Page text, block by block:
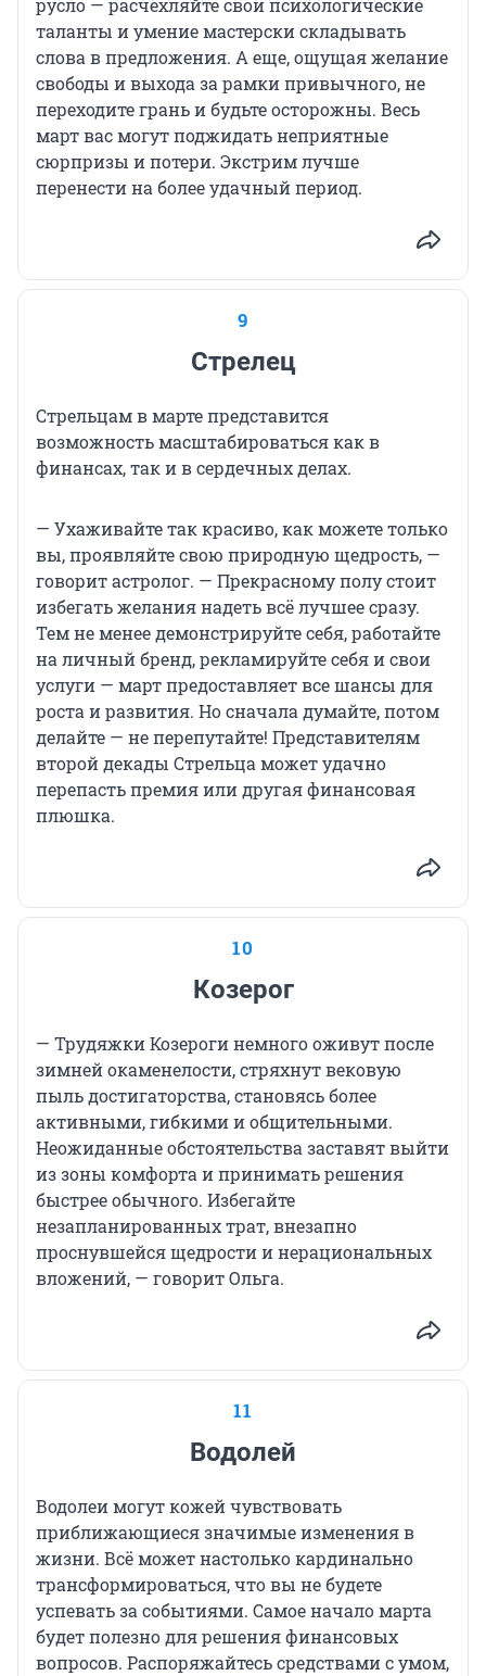
русло — расчехляйте свои психологические
таланты и умение мастерски складывать
слова в предложения. А еще, ощущая желание
свободы и выхода за рамки привычного, не
переходите грань и будьте осторожны. Весь
март вас могут поджидать неприятные
сюрпризы и потери. Экстрим лучше
перенести на более удачный период.
9
Стрелец
Стрельцам в марте представится
возможность масштабироваться как в
финансах, так и в сердечных делах.
— Ухаживайте так красиво, как можете только
вы, проявляйте свою природную щедрость, —
говорит астролог. — Прекрасному полу стоит
избегать желания надеть всё лучшее сразу.
Тем не менее демонстрируйте себя, работайте
на личный бренд, рекламируйте себя и свои
услуги — март предоставляет все шансы для
роста и развития. Но сначала думайте, потом
делайте — не перепутайте! Представителям
второй декады Стрельца может удачно
перепасть премия или другая финансовая
плюшка.
10
Козерог
— Трудяжки Козероги немного оживут после
зимней окаменелости, стряхнут вековую
пыль достигаторства, становясь более
активными, гибкими и общительными.
Неожиданные обстоятельства заставят выйти
из зоны комфорта и принимать решения
быстрее обычного. Избегайте
незапланированных трат, внезапно
проснувшейся щедрости и нерациональных
вложений, — говорит Ольга.
11
Водолей
Водолеи могут кожей чувствовать
приближающиеся значимые изменения в
жизни. Всё может настолько кардинально
трансформироваться, что вы не будете
успевать за событиями. Самое начало марта
будет полезно для решения финансовых
вопросов. Распоряжайтесь средствами с умом,